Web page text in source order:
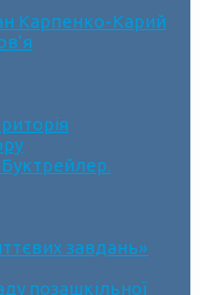
Карпенко-Карий
завдань»
позашкільної